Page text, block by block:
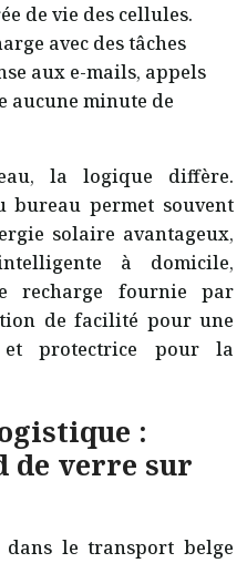
de vie des cellules.
avec des tâches
aux e-mails, appels
aucune minute de
la logique diffère.
bureau permet souvent
solaire avantageux,
à domicile,
recharge fournie par
de facilité pour une
protectrice pour la
:
de verre sur
le transport belge